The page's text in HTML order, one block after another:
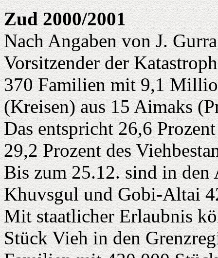
Zud 2000/2001
Nach Angaben von J.
Vorsitzender der
370 Familien mit 9,1
(Kreisen) aus 15 Aimaks
Das entspricht 26,6
29,2 Prozent des
Bis zum 25.12. sind in
Khuvsgul und Gobi-Altai
Mit staatlicher Erlaubnis
Stück Vieh in den